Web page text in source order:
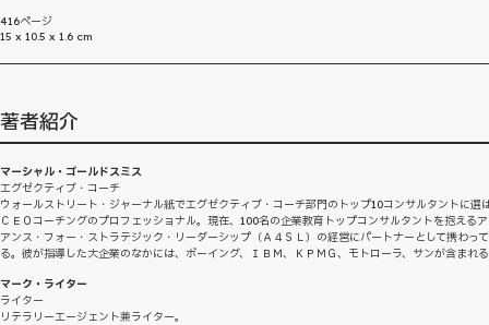
416ページ
15 x 10.5 x 1.6 cm
著者紹介
マーシャル・ゴールドスミス
エグゼクティブ・コーチ
ウォールストリート・ジャーナル紙でエグゼクティブ・コーチ部門のトップ10コンサルタントに選
ＣＥＯコーチングのプロフェッショナル。現在、100名の企業教育トップコンサルタントを抱える
アンス・フォー・ストラテジック・リーダーシップ（Ａ４ＳＬ）の経営にパートナーとして携わっ
る。彼が指導した大企業のなかには、ボーイング、ＩＢＭ、ＫＰＭＧ、モトローラ、サンが含まれ
マーク・ライター
ライター
リテラリーエージェント兼ライター。